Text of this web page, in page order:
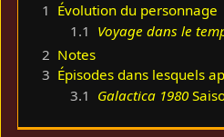
1 Évolution du personnage
1.1 Voyage dans le
2 Notes
3 Épisodes dans lesquels
3.1 Galactica 1980